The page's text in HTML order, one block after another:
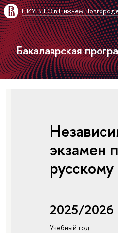
НИУ ВШЭ в Нижнем
Бакалаврская
экзамен
2025/2026
Учебный год